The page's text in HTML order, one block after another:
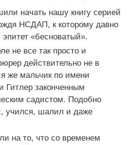
начать нашу книгу серией
НСДАП, к которому давно
«бесноватый».
не все так просто и
действительно не в
же мальчик по имени
законченным
садистом. Подобно
учился, шалил и даже
на то, что со временем